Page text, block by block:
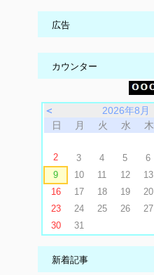
広告
カウンター
＜ 2026年8月
日
月 火 水 木
2
3 4 5 6
9
10 11 12 13
16
17 18 19 20
23
24 25 26 27
30
31
新着記事